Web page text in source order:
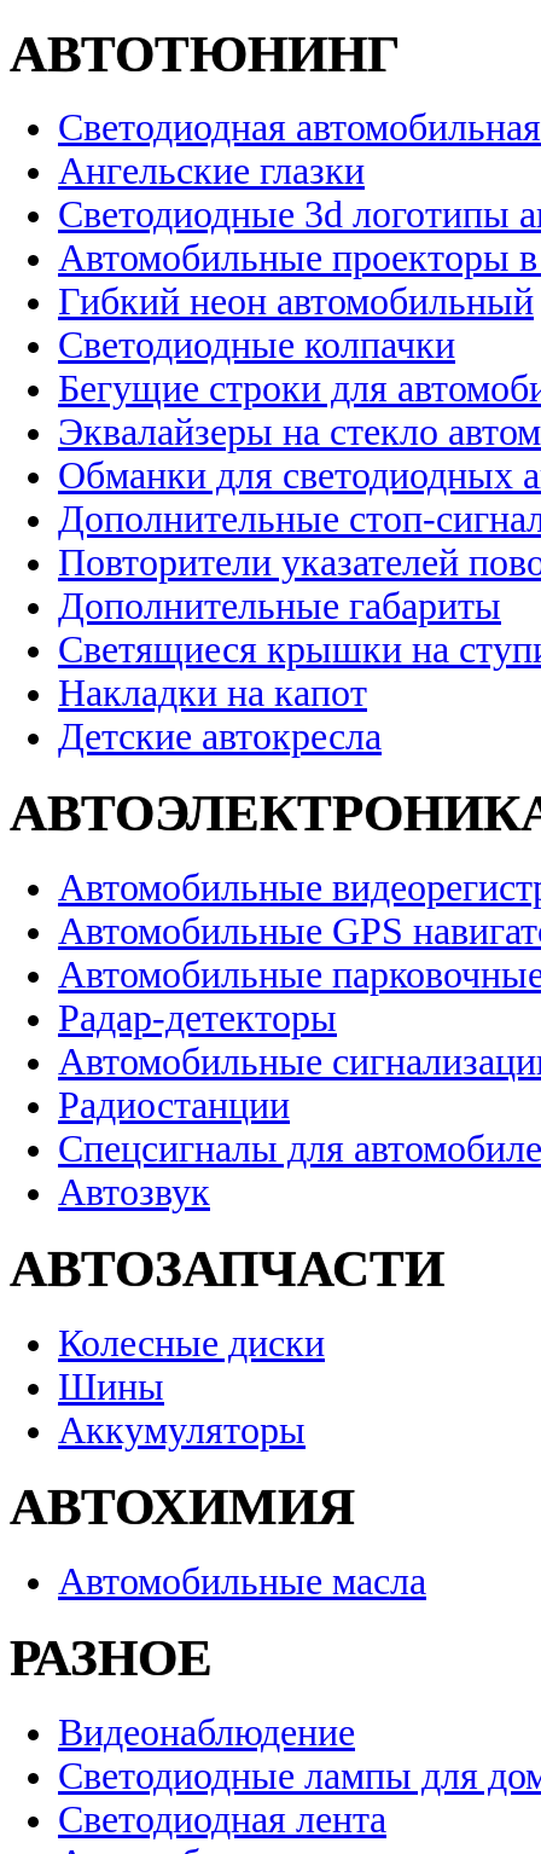
АВТОТЮНИНГ
Светодиодная
Ангельские глазки
Светодиодные 3d логотипы
Автомобильные проекторы
Гибкий неон автомобильный
Светодиодные колпачки
Бегущие строки для
Эквалайзеры на стекло
Обманки для светодиодных
Дополнительные стоп-
Повторители указателей
Дополнительные габариты
Светящиеся крышки на
Накладки на капот
Детские автокресла
Автомобильные
Автомобильные GPS
Автомобильные
Радар-детекторы
Автомобильные
Радиостанции
Спецсигналы для
Автозвук
АВТОЗАПЧАСТИ
Колесные диски
Шины
Аккумуляторы
АВТОХИМИЯ
Автомобильные масла
РАЗНОЕ
Видеонаблюдение
Светодиодные лампы для
Светодиодная лента